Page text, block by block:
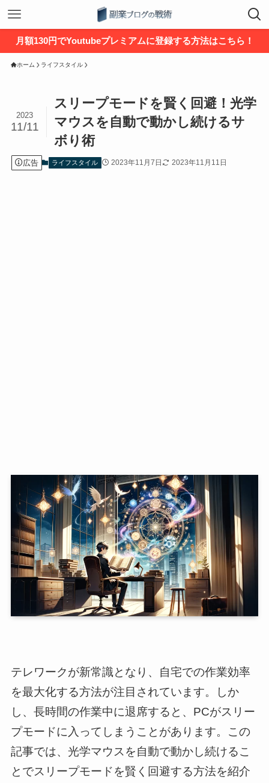
月額130円でYoutubeプレミアムに登録する方法はこちら！
ホーム ライフスタイル
スリープモードを賢く回避！光学
マウスを自動で動かし続けるサ
ボり術
2023
11/11
広告 ライフスタイル 2023年11月7日 2023年11月11日
テレワークが新常識となり、自宅での作業効率
を最大化する方法が注目されています。しか
し、長時間の作業中に退席すると、PCがスリー
プモードに入ってしまうことがあります。この
記事では、光学マウスを自動で動かし続けるこ
とでスリープモードを賢く回避する方法を紹介